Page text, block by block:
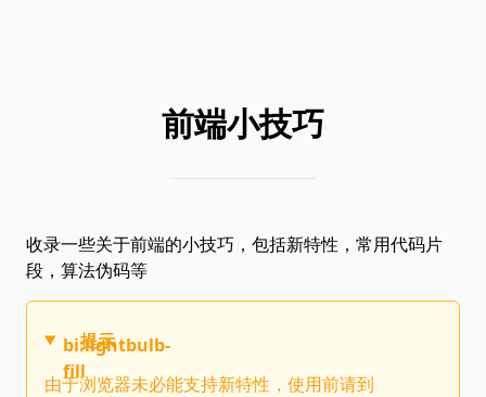
前端小技巧
收录一些关于前端的小技巧，包括新特性，常用代码片
段，算法伪码等
bi:lightbulb-
fill
提示
由于浏览器未必能支持新特性，使用前请到